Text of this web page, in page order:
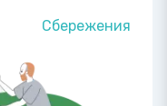
Сбережения